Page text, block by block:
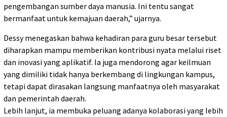
pengembangan sumber daya manusia. Ini tentu sangat
bermanfaat untuk kemajuan daerah,” ujarnya.
Dessy menegaskan bahwa kehadiran para guru besar tersebut
diharapkan mampu memberikan kontribusi nyata melalui riset
dan inovasi yang aplikatif. Ia juga mendorong agar keilmuan
yang dimiliki tidak hanya berkembang di lingkungan kampus,
tetapi dapat dirasakan langsung manfaatnya oleh masyarakat
dan pemerintah daerah.
Lebih lanjut, ia membuka peluang adanya kolaborasi yang lebih